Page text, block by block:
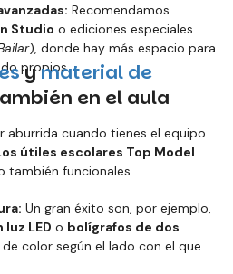
Recomendamos
Studio o ediciones especiales
), donde hay más espacio para
propios.
ymaterial de
en el aula
aburrida cuando tienes el equipo
útiles escolares Top Model
también funcionales.
Un gran éxito son, por ejemplo,
LED o bolígrafos de dos
color según el lado con el que